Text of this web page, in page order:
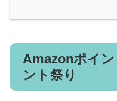
Amazonポイ
ント祭り